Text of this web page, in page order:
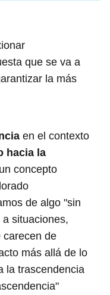
que se va a
la más
en el contexto
hacia la
concepto
de algo "sin
situaciones,
carecen de
más allá de lo
la trascendencia